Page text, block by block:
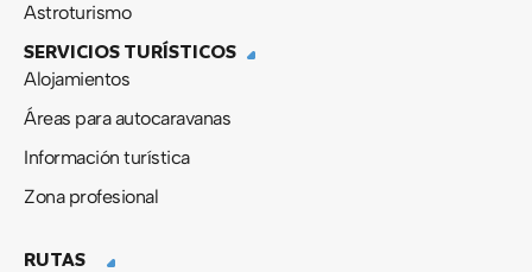
Astroturismo
SERVICIOS TURÍSTICOS
Alojamientos
Áreas para autocaravanas
Información turística
Zona profesional
RUTAS